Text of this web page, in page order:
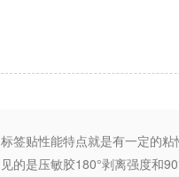
标签贴性能特点就是有一定的
见的是压敏胶180°剥离强度和